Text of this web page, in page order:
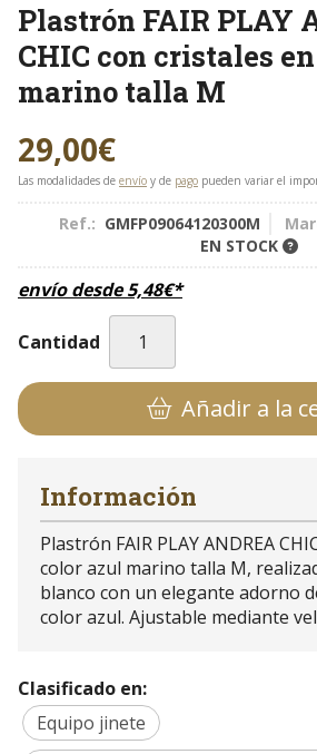
Plastrón FAIR PLAY
CHIC con cristales
marino talla M
29,00€
Las modalidades de envío y de pago pueden variar el
Ref.: GMFP09064120300M
EN STOCK
envío desde5,48€*
Cantidad
Añadir a la
Información
Plastrón FAIR PLAY ANDREA
color azul marino talla M,
blanco con un elegante adorno
color azul. Ajustable mediante
Clasificado en:
Equipo jinete